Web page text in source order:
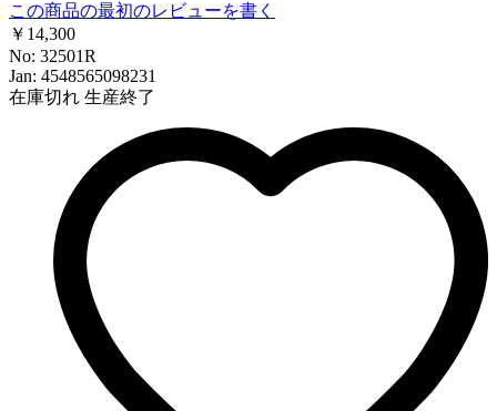
この商品の最初のレビューを書く
￥14,300
No: 32501R
Jan: 4548565098231
在庫切れ 生産終了